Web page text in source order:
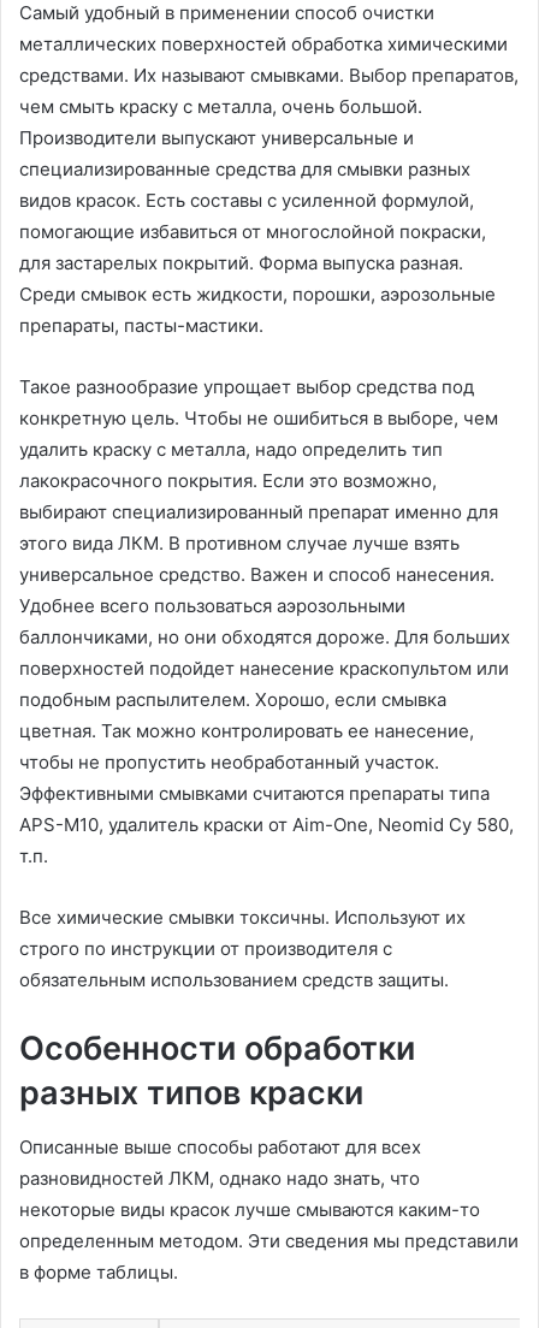
Самый удобный в применении способ очистки
металлических поверхностей обработка химическими
средствами. Их называют смывками. Выбор препаратов,
чем смыть краску с металла, очень большой.
Производители выпускают универсальные и
специализированные средства для смывки разных
видов красок. Есть составы с усиленной формулой,
помогающие избавиться от многослойной покраски,
для застарелых покрытий. Форма выпуска разная.
Среди смывок есть жидкости, порошки, аэрозольные
препараты, пасты-мастики.
Такое разнообразие упрощает выбор средства под
конкретную цель. Чтобы не ошибиться в выборе, чем
удалить краску с металла, надо определить тип
лакокрасочного покрытия. Если это возможно,
выбирают специализированный препарат именно для
этого вида ЛКМ. В противном случае лучше взять
универсальное средство. Важен и способ нанесения.
Удобнее всего пользоваться аэрозольными
баллончиками, но они обходятся дороже. Для больших
поверхностей подойдет нанесение краскопультом или
подобным распылителем. Хорошо, если смывка
цветная. Так можно контролировать ее нанесение,
чтобы не пропустить необработанный участок.
Эффективными смывками считаются препараты типа
APS-M10, удалитель краски от Aim-One, Neomid Cy 580,
т.п.
Все химические смывки токсичны. Используют их
строго по инструкции от производителя с
обязательным использованием средств защиты.
Особенности обработки
разных типов краски
Описанные выше способы работают для всех
разновидностей ЛКМ, однако надо знать, что
некоторые виды красок лучше смываются каким-то
определенным методом. Эти сведения мы представили
в форме таблицы.